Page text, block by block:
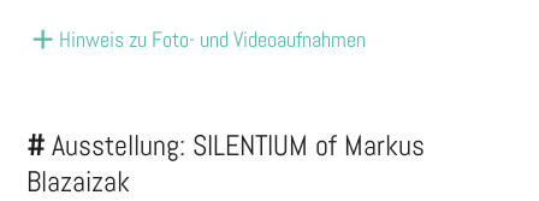
Hinweis zu Foto- und Videoaufnahmen
#Ausstellung: SILENTIUM of Markus
Blazaizak